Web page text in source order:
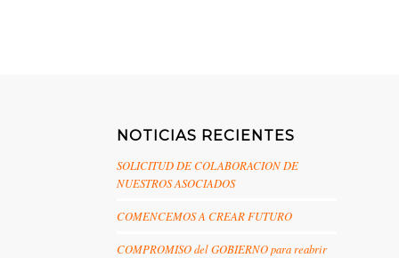
NOTICIAS RECIENTES
SOLICITUD DE COLABORACION DE
NUESTROS ASOCIADOS
COMENCEMOS A CREAR FUTURO
COMPROMISO del GOBIERNO para reabrir